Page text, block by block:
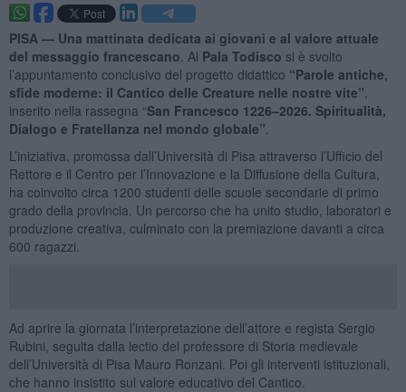
PISA — Una mattinata dedicata ai giovani e al valore attuale
del messaggio francescano . Al Pala Todisco si è svolto
l’appuntamento conclusivo del progetto didattico “Parole antiche,
sfide moderne: il Cantico delle Creature nelle nostre vite”
inserito nella rassegna “San Francesco 1226–2026. Spiritualità,
Dialogo e Fratellanza nel mondo globale”
L’iniziativa, promossa dall’Università di Pisa attraverso l’Ufficio del
Rettore e il Centro per l’Innovazione e la Diffusione della Cultura,
ha coinvolto circa 1200 studenti delle scuole secondarie di primo
grado della provincia. Un percorso che ha unito studio, laboratori e
produzione creativa, culminato con la premiazione davanti a circa
600 ragazzi.
Ad aprire la giornata l’interpretazione dell’attore e regista Sergio
Rubini, seguita dalla lectio del professore di Storia medievale
dell’Università di Pisa Mauro Ronzani. Poi gli interventi istituzionali,
che hanno insistito sul valore educativo del Cantico.